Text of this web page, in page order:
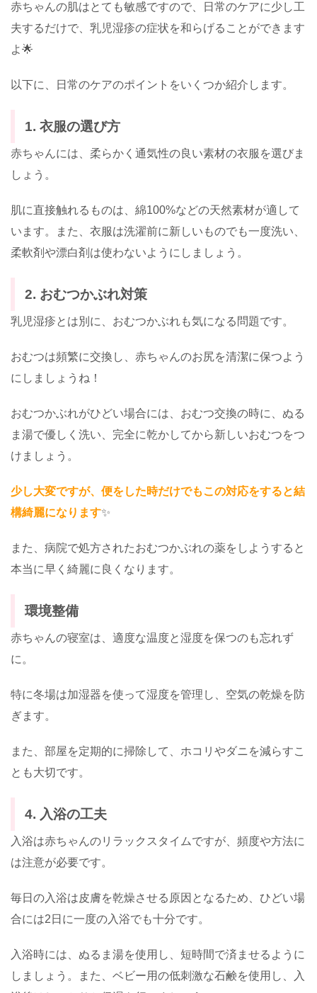
赤ちゃんの肌はとても敏感ですので、日常のケアに少し工
夫するだけで、乳児湿疹の症状を和らげることができます
よ🌟
以下に、日常のケアのポイントをいくつか紹介します。
1. 衣服の選び方
赤ちゃんには、柔らかく通気性の良い素材の衣服を選びま
しょう。
肌に直接触れるものは、綿100%などの天然素材が適して
います。また、衣服は洗濯前に新しいものでも一度洗い、
柔軟剤や漂白剤は使わないようにしましょう。
2. おむつかぶれ対策
乳児湿疹とは別に、おむつかぶれも気になる問題です。
おむつは頻繁に交換し、赤ちゃんのお尻を清潔に保つよう
にしましょうね！
おむつかぶれがひどい場合には、おむつ交換の時に、ぬる
ま湯で優しく洗い、完全に乾かしてから新しいおむつをつ
けましょう。
少し大変ですが、便をした時だけでもこの対応をすると結
構綺麗になります✨
また、病院で処方されたおむつかぶれの薬をしようすると
本当に早く綺麗に良くなります。
環境整備
赤ちゃんの寝室は、適度な温度と湿度を保つのも忘れず
に。
特に冬場は加湿器を使って湿度を管理し、空気の乾燥を防
ぎます。
また、部屋を定期的に掃除して、ホコリやダニを減らすこ
とも大切です。
4. 入浴の工夫
入浴は赤ちゃんのリラックスタイムですが、頻度や方法に
は注意が必要です。
毎日の入浴は皮膚を乾燥させる原因となるため、ひどい場
合には2日に一度の入浴でも十分です。
入浴時には、ぬるま湯を使用し、短時間で済ませるように
しましょう。また、ベビー用の低刺激な石鹸を使用し、入